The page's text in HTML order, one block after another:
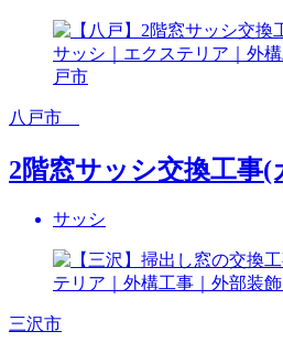
八戸市
2階窓サッシ交換工事(
サッシ
三沢市